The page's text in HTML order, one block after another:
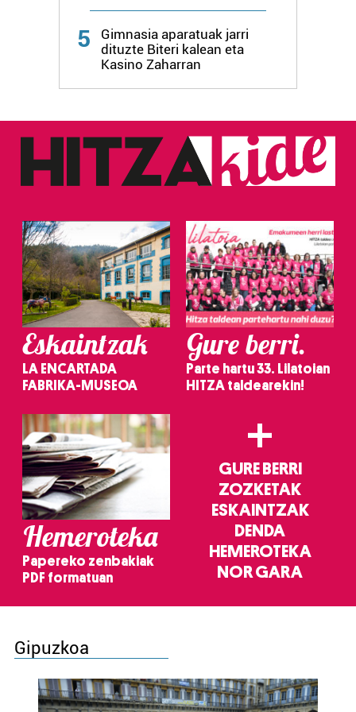
Webgune honek cookie propioak eta hirugarrenen cookie-
fitxategiak erabiltzen ditu. Zure esperientzia eta
zerbitzuak hobetzeko asmoz, cookie teknologiaz
baliatzen gara. Ohar hau onartuz gero, teknologia hori
erabiltzeko baimen esplizitua ematen diguzu.Gehiago
5
Gimnasia aparatuak jarri
dituzte Biteri kalean eta
Kasino Zaharran
Eskaintzak
LA ENCARTADA
FABRIKA-MUSEOA
Gure berri.
Parte hartu 33. Lilatoian
HITZA taldearekin!
Hemeroteka
Papereko zenbakiak
PDF formatuan
+
GURE BERRI
ZOZKETAK
ESKAINTZAK
DENDA
HEMEROTEKA
NOR GARA
Gipuzkoa